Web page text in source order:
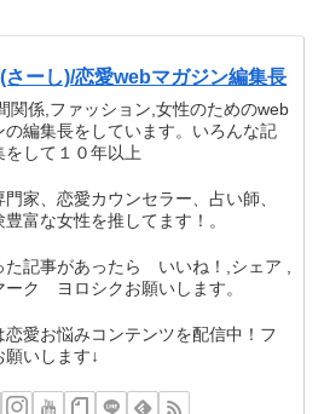
ーし)/恋愛webマガジン編集長
関係,ファッション,女性のためのweb
の編集長をしています。いろんな記
をして１０年以上
家、恋愛カウンセラー、占い師、
富な女性を推してます！。
た記事があったら いいね！,シェア ,
ーク ヨロシクお願いします。
恋愛お悩みコンテンツを配信中！フ
願いします↓